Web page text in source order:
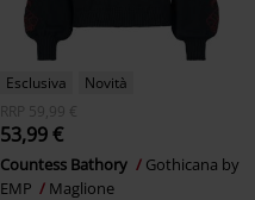
Esclusiva
Novità
RRP
59,99 €
53,99 €
Countess Bathory
Gothicana by
EMP
Maglione